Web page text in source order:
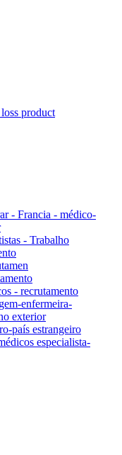
product
- Francia - médico-
- Trabalho
- recrutamento
enfermeira-
exterior
país estrangeiro
especialista-